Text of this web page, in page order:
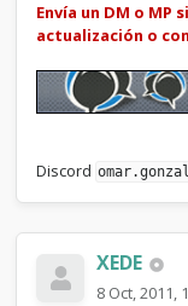
Envía un DM o
actualización o
Discord
XEDE
8 Oct, 2011,